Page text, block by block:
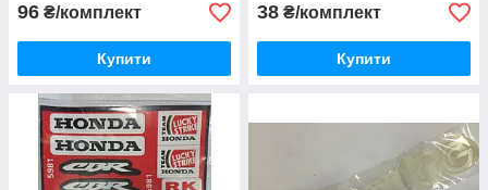
96 ₴/комплект
Купити
38 ₴/комплект
Купити